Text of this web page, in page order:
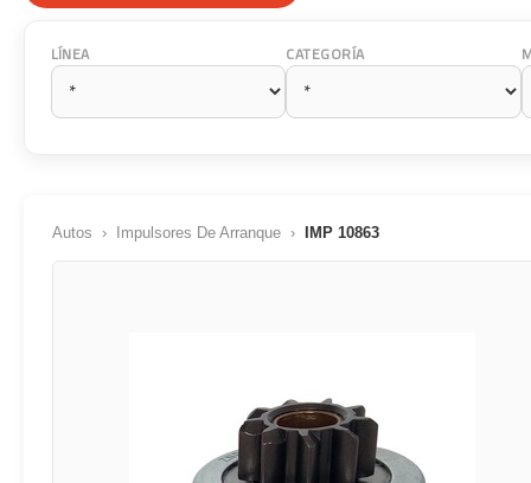
LÍNEA CATEGORÍA
Autos › Impulsores De Arranque› IMP 10863